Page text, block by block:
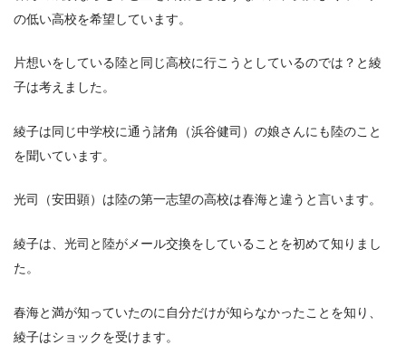
の低い高校を希望しています。
片想いをしている陸と同じ高校に行こうとしているのでは？と綾
子は考えました。
綾子は同じ中学校に通う諸角（浜谷健司）の娘さんにも陸のこと
を聞いています。
光司（安田顕）は陸の第一志望の高校は春海と違うと言います。
綾子は、光司と陸がメール交換をしていることを初めて知りまし
た。
春海と満が知っていたのに自分だけが知らなかったことを知り、
綾子はショックを受けます。